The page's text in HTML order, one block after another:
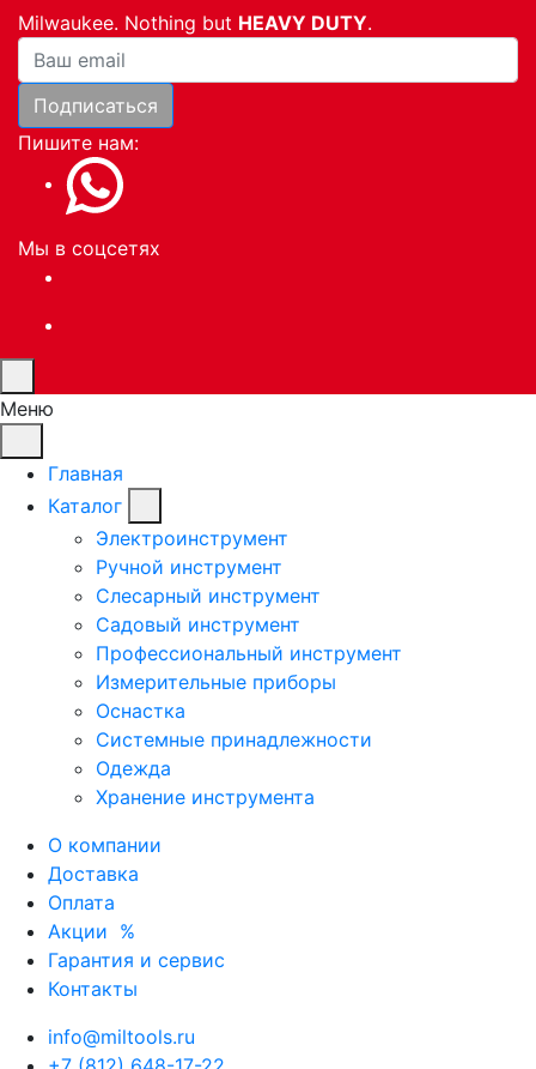
Milwaukee. Nothing but HEAVY DUTY.
Ваша почта
Подписаться
Пишите нам:
Мы в соцсетях
Меню
Главная
Каталог
Электроинструмент
Ручной инструмент
Слесарный инструмент
Садовый инструмент
Профессиональный инструмент
Измерительные приборы
Оснастка
Системные принадлежности
Одежда
Хранение инструмента
О компании
Доставка
Оплата
Акции %
Гарантия и сервис
Контакты
info@miltools.ru